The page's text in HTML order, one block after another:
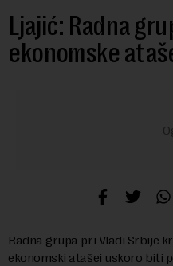
Ljajić: Radna
ekonomske
Radna grupa pri Vladi Srbije
ekonomski atašei uskoro biti